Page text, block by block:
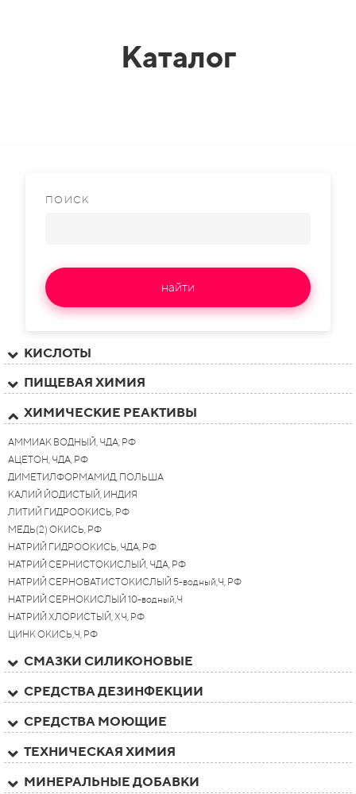
Каталог
ПОИСК
найти
КИСЛОТЫ
ПИЩЕВАЯ ХИМИЯ
ХИМИЧЕСКИЕ РЕАКТИВЫ
АММИАК ВОДНЫЙ, ЧДА, РФ
АЦЕТОН, ЧДА, РФ
ДИМЕТИЛФОРМАМИД, ПОЛЬША
КАЛИЙ ЙОДИСТЫЙ, ИНДИЯ
ЛИТИЙ ГИДРООКИСЬ, РФ
МЕДЬ(2) ОКИСЬ, РФ
НАТРИЙ ГИДРООКИСЬ, ЧДА, РФ
НАТРИЙ СЕРНИСТОКИСЛЫЙ, ЧДА, РФ
НАТРИЙ СЕРНОВАТИСТОКИСЛЫЙ 5-водный,Ч, РФ
НАТРИЙ СЕРНОКИСЛЫЙ 10-водный,Ч
НАТРИЙ ХЛОРИСТЫЙ, ХЧ, РФ
ЦИНК ОКИСЬ,Ч, РФ
СМАЗКИ СИЛИКОНОВЫЕ
СРЕДСТВА ДЕЗИНФЕКЦИИ
СРЕДСТВА МОЮЩИЕ
ТЕХНИЧЕСКАЯ ХИМИЯ
МИНЕРАЛЬНЫЕ ДОБАВКИ